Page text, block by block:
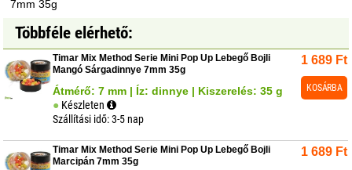
7mm 35g
Többféle elérhető:
Timar Mix Method Serie Mini Pop Up Lebegő Bojli
Mangó Sárgadinnye 7mm 35g
Átmérő: 7 mm | Íz: dinnye | Kiszerelés: 35 g
Készleten
Szállítási idő: 3-5 nap
1 689 Ft
KOSÁRBA
Timar Mix Method Serie Mini Pop Up Lebegő Bojli
Marcipán 7mm 35g
1 689 Ft